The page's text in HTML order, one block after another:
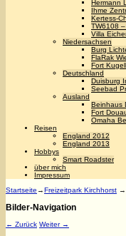
Hermann
Ihme
Kertess-
TW6108
Villa
Niedersachsen
Burg
FlaRak
Fort
Deutschland
Duisburg
Seebad
Ausland
Beinhaus
Fort
Omaha
Reisen
England 2012
England 2013
Hobbys
Smart Roadster
über mich
Impressum
Startseite →Freizeitpark Kirchhorst →
Bilder-Navigation
← Zurück Weiter →